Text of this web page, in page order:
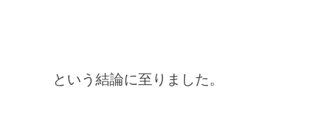
という結論に至りました。